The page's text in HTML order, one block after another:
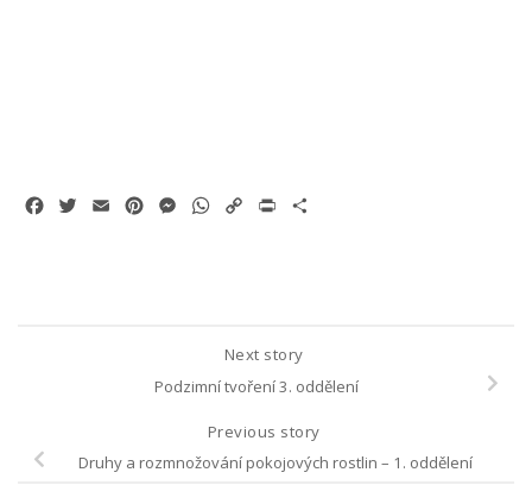
FacebookTwitterEmail PinterestMessenger
WhatsApp
Copy
Print
Next story
Podzimní tvoření 3. oddělení
Previous story
Druhy a rozmnožování pokojových rostlin – 1. oddělení